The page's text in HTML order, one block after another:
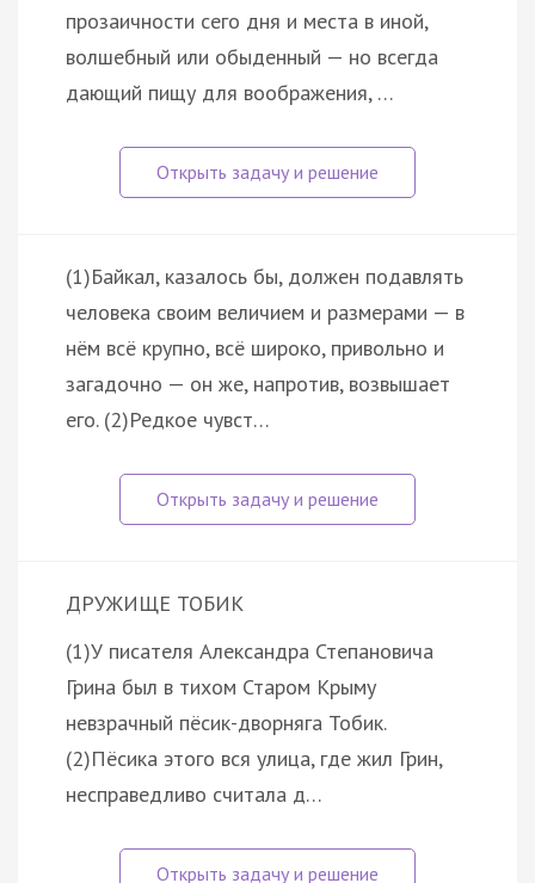
прозаичности сего дня и места в иной,
волшебный или обыденный — но всегда
дающий пищу для воображения, …
(1)Байкал, казалось бы, должен подавлять
человека своим величием и размерами — в
нём всё крупно, всё широко, привольно и
загадочно — он же, напротив, возвышает
его. (2)Редкое чувст…
ДРУЖИЩЕ ТОБИК
(1)У писателя Александра Степановича
Грина был в тихом Старом Крыму
невзрачный пёсик-дворняга Тобик.
(2)Пёсика этого вся улица, где жил Грин,
несправедливо считала д…